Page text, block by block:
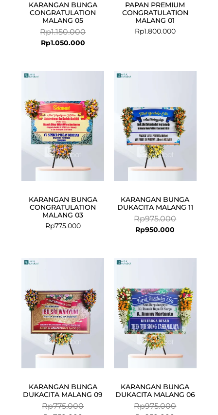
KARANGAN BUNGA
CONGRATULATION
MALANG 05
Rp1.150.000
Rp1.050.000
PAPAN PREMIUM
CONGRATULATION
MALANG 01
Rp1.800.000
KARANGAN BUNGA
CONGRATULATION
MALANG 03
Rp775.000
KARANGAN BUNGA
DUKACITA MALANG 11
Rp975.000
Rp975.000.
Rp950.000
Rp950.000.
KARANGAN BUNGA
DUKACITA MALANG 09
Rp775.000
Rp775.000.
Rp750.000.
KARANGAN BUNGA
DUKACITA MALANG 06
Rp975.000
Rp975.000.
Rp950.000.